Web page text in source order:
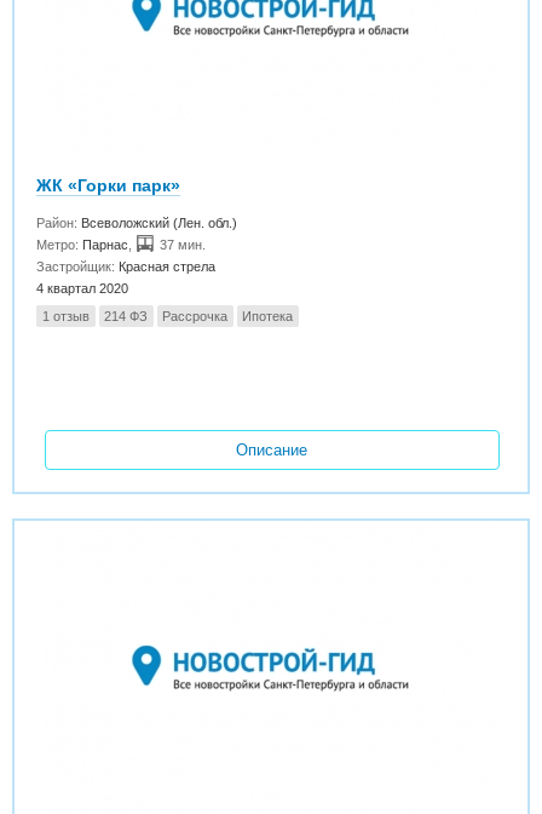
ЖК «Горки парк»
Район: Всеволожский (Лен. обл.)
Метро: Парнас
37 мин.
Застройщик: Красная стрела
4 квартал 2020
1 отзыв
214 ФЗ Рассрочка Ипотека
Описание